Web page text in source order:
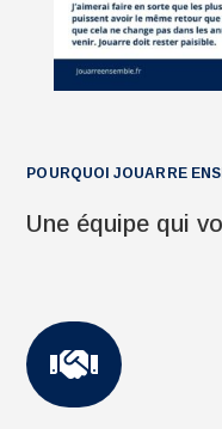
POURQUOI JOUARRE
Une équipe qui
